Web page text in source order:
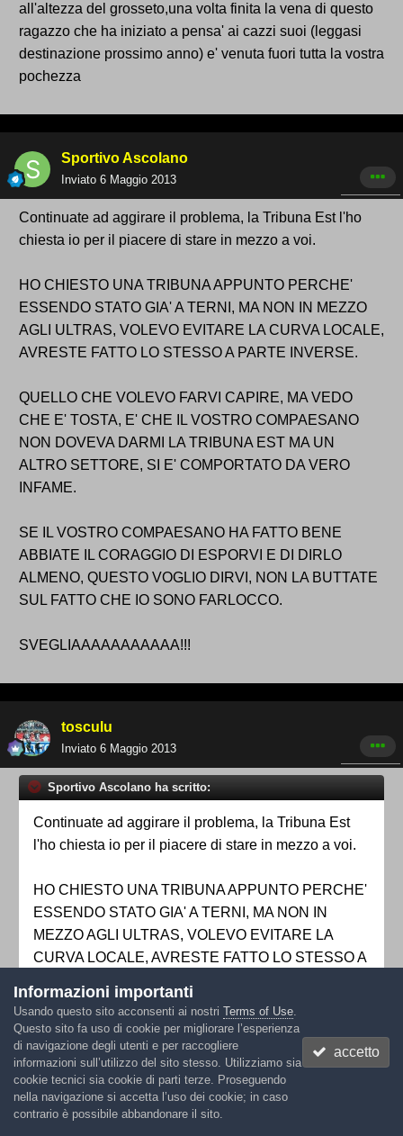
all'altezza del grosseto,una volta finita la vena di questo
ragazzo che ha iniziato a pensa' ai cazzi suoi (leggasi
destinazione prossimo anno) e' venuta fuori tutta la vostra
pochezza
Sportivo Ascolano
Inviato 6 Maggio 2013
Continuate ad aggirare il problema, la Tribuna Est l'ho
chiesta io per il piacere di stare in mezzo a voi.
HO CHIESTO UNA TRIBUNA APPUNTO PERCHE'
ESSENDO STATO GIA' A TERNI, MA NON IN MEZZO
AGLI ULTRAS, VOLEVO EVITARE LA CURVA LOCALE,
AVRESTE FATTO LO STESSO A PARTE INVERSE.
QUELLO CHE VOLEVO FARVI CAPIRE, MA VEDO
CHE E' TOSTA, E' CHE IL VOSTRO COMPAESANO
NON DOVEVA DARMI LA TRIBUNA EST MA UN
ALTRO SETTORE, SI E' COMPORTATO DA VERO
INFAME.
SE IL VOSTRO COMPAESANO HA FATTO BENE
ABBIATE IL CORAGGIO DI ESPORVI E DI DIRLO
ALMENO, QUESTO VOGLIO DIRVI, NON LA BUTTATE
SUL FATTO CHE IO SONO FARLOCCO.
SVEGLIAAAAAAAAAAA!!!
tosculu
Inviato 6 Maggio 2013
Sportivo Ascolano ha scritto:
Continuate ad aggirare il problema, la Tribuna Est
l'ho chiesta io per il piacere di stare in mezzo a voi.
HO CHIESTO UNA TRIBUNA APPUNTO PERCHE'
ESSENDO STATO GIA' A TERNI, MA NON IN
MEZZO AGLI ULTRAS, VOLEVO EVITARE LA
CURVA LOCALE, AVRESTE FATTO LO STESSO A
QUELLO CHE VOLEVO FARVI CAPIRE, MA VEDO
CHE E' TOSTA, E' CHE IL VOSTRO
COMPAESANO NON DOVEVA DARMI LA
TRIBUNA EST MA UN ALTRO SETTORE, SI E'
COMPORTATO DA VERO INFAME.
Informazioni importanti
Usando questo sito acconsenti ai nostri Terms of Use.
Questo sito fa uso di cookie per migliorare l’esperienza
di navigazione degli utenti e per raccogliere
informazioni sull’utilizzo del sito stesso. Utilizziamo sia
cookie tecnici sia cookie di parti terze. Proseguendo
nella navigazione si accetta l’uso dei cookie; in caso
contrario è possibile abbandonare il sito.
accetto